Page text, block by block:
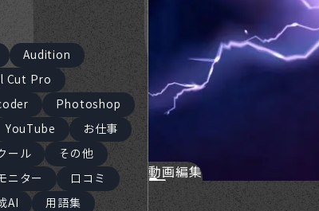
Audition
Cut Pro
Photoshop
YouTube
お仕事
ール
その他
ニター
口コミ
AI 用語集
動画編集